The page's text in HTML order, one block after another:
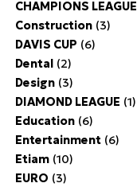
CHAMPIONS LEAGUE
Construction(3)
DAVIS CUP (6)
Dental (2)
Design(3)
DIAMOND LEAGUE (1)
Education(6)
Entertainment(6)
Etiam(10)
EURO (3)